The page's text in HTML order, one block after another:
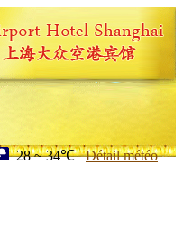
28 ~ 34℃ Détail météo